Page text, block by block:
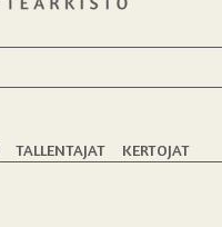
TALLENTAJAT KERTOJAT